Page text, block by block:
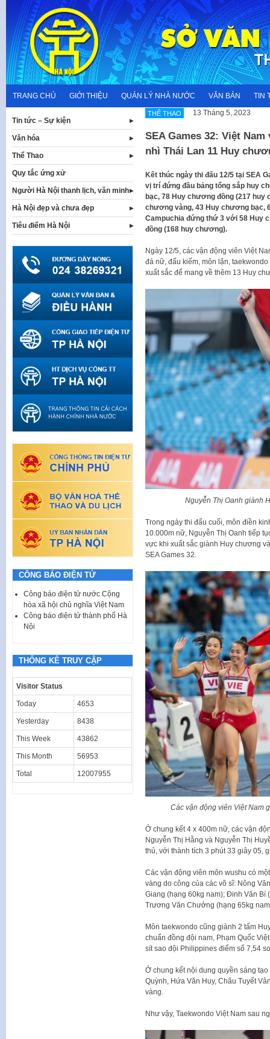
content
TRANG CHỦ GIỚI THIỆU QUẢN LÝ NHÀ NƯỚC VĂN BẢN TIN
THỂ THAO 13 Tháng 5, 2023
SEA Games 32: Việt
nhì Thái Lan 11 Huy
Kết thúc ngày thi đấu 12/5 tại SEA
vị trí đứng đầu bảng tổng sắp huy
bạc, 78 Huy chương đồng (217
chương vàng, 43 Huy chương bạc,
Campuchia đứng thứ 3 với 58 Huy
đồng (168 huy chương).
Ngày 12/5, các vận động viên Việt
đá nữ, đấu kiếm, môn lặn,
xuất sắc để mang về thêm 13 Huy
Nguyễn Thị Oanh giành
Trong ngày thi đấu cuối, môn điền
10.000m nữ, Nguyễn Thị Oanh tiếp
vực khi xuất sắc giành Huy chương
SEA Games 32.
Các vận động viên Việt Nam
Ở chung kết 4 x 400m nữ, các vận
Nguyễn Thị Hằng và Nguyễn Thị
thủ, với thành tích 3 phút 33 giây 05,
Các vận động viên môn wushu có
vàng do công của các võ sĩ: Nông
Giang (hạng 60kg nam); Đinh Văn Bí
Trương Văn Chưởng (hạng 65kg
Môn taekwondo cũng giành 2 tấm
chuẩn đồng đội nam, Phạm Quốc
sít sao đội Philippines điểm số 7,54
Ở chung kết nội dung quyền sáng
Quỳnh, Hứa Văn Huy, Châu Tuyết
vàng.
Như vậy, Taekwondo Việt Nam sau
Tin tức – Sự kiện
Văn hóa
Thể Thao
Quy tắc ứng xử
Người Hà Nội thanh lịch, văn minh
Hà Nội đẹp và chưa đẹp
Tiêu điểm Hà Nội
CÔNG BÁO ĐIỆN TỬ
Công báo điện tử nước Cộng
hòa xã hội chủ nghĩa Việt Nam
Công báo điện tử thành phố Hà
Nội
THỐNG KÊ TRUY CẬP
Visitor Status
Today 4653
Yesterday 8438
This Week 43862
This Month 56953
Total 12007955